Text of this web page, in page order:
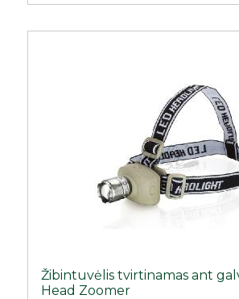
Žibintuvėlis tvirtinamas ant
Head Zoomer